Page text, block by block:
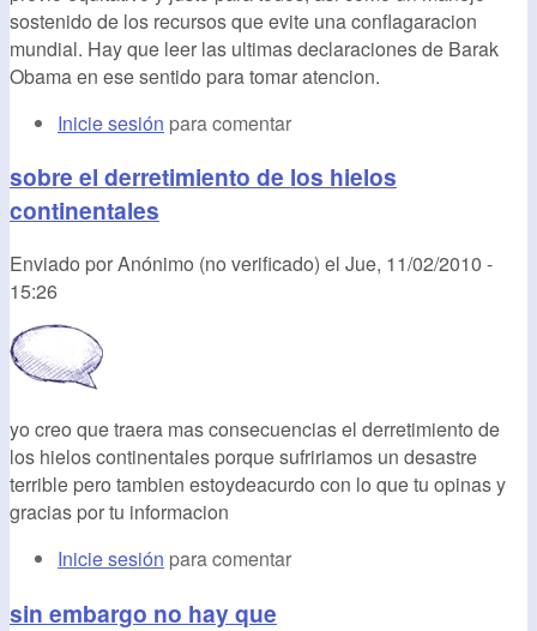
sostenido de los recursos que evite una conflagaracion
mundial. Hay que leer las ultimas declaraciones de Barak
Obama en ese sentido para tomar atencion.
Inicie sesión para comentar
sobre el derretimiento de los hielos
continentales
Enviado porAnónimo (no verificado) el Jue, 11/02/2010 -
15:26
yo creo que traera mas consecuencias el derretimiento de
los hielos continentales porque sufririamos un desastre
terrible pero tambien estoydeacurdo con lo que tu opinas y
gracias por tu informacion
Inicie sesión para comentar
sin embargo no hay que